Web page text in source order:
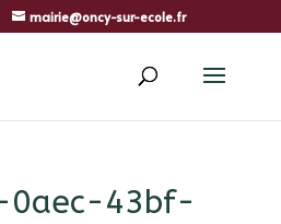
mairie@oncy-sur-ecole.fr
0aec-43bf-